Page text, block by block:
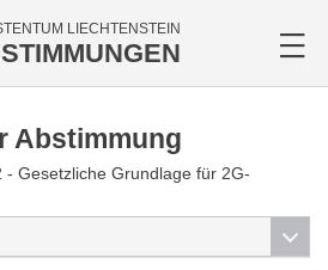
LIECHTENSTEIN
Abstimmung
Gesetzliche Grundlage für 2G-